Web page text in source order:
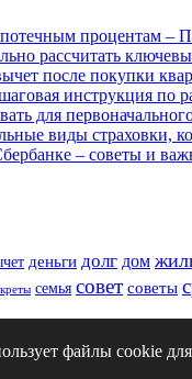
процентам –
рассчитать
после покупки
инструкция по
для
виды страховки,
– советы и
деньги долг дом
семья совет советы
файлы cookie